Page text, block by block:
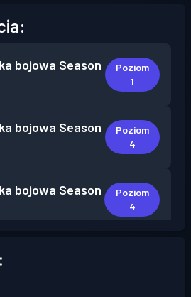
bojowa Season
Poziom
1
bojowa Season
Poziom
4
bojowa Season
Poziom
4
bojowa